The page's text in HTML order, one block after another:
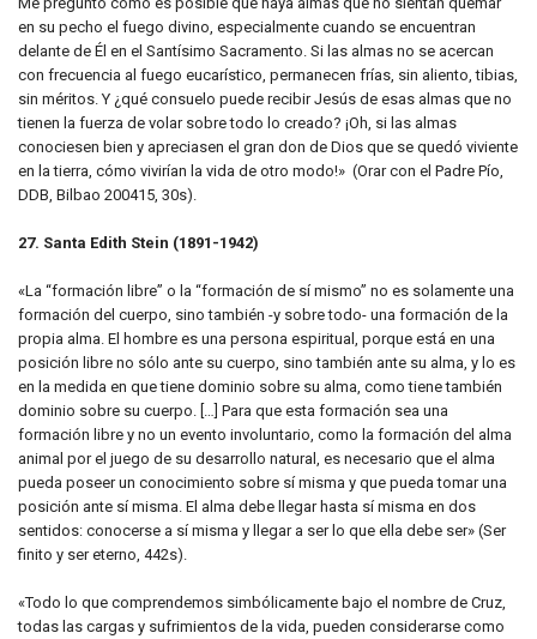
en su pecho el fuego divino, especialmente cuando se encuentran
delante de Él en el Santísimo Sacramento. Si las almas no se acercan
con frecuencia al fuego eucarístico, permanecen frías, sin aliento, tibias,
sin méritos. Y ¿qué consuelo puede recibir Jesús de esas almas que no
tienen la fuerza de volar sobre todo lo creado? ¡Oh, si las almas
conociesen bien y apreciasen el gran don de Dios que se quedó viviente
en la tierra, cómo vivirían la vida de otro modo!» (Orar con el Padre Pío,
DDB, Bilbao 200415, 30s).
27. Santa Edith Stein (1891-1942)
«La “formación libre” o la “formación de sí mismo” no es solamente una
formación del cuerpo, sino también -y sobre todo- una formación de la
propia alma. El hombre es una persona espiritual, porque está en una
posición libre no sólo ante su cuerpo, sino también ante su alma, y lo es
en la medida en que tiene dominio sobre su alma, como tiene también
dominio sobre su cuerpo. […] Para que esta formación sea una
formación libre y no un evento involuntario, como la formación del alma
animal por el juego de su desarrollo natural, es necesario que el alma
pueda poseer un conocimiento sobre sí misma y que pueda tomar una
posición ante sí misma. El alma debe llegar hasta sí misma en dos
sentidos: conocerse a sí misma y llegar a ser lo que ella debe ser» (Ser
finito y ser eterno, 442s).
«Todo lo que comprendemos simbólicamente bajo el nombre de Cruz,
todas las cargas y sufrimientos de la vida, pueden considerarse como